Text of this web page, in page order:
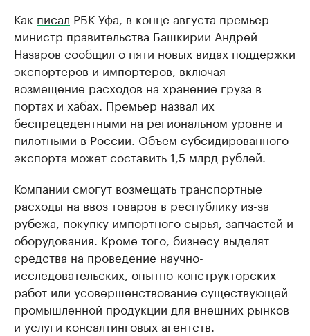
Как писал РБК Уфа, в конце августа премьер-
министр правительства Башкирии Андрей
Назаров сообщил о пяти новых видах поддержки
экспортеров и импортеров, включая
возмещение расходов на хранение груза в
портах и хабах. Премьер назвал их
беспрецедентными на региональном уровне и
пилотными в России. Объем субсидированного
экспорта может составить 1,5 млрд рублей.
Компании смогут возмещать транспортные
расходы на ввоз товаров в республику из-за
рубежа, покупку импортного сырья, запчастей и
оборудования. Кроме того, бизнесу выделят
средства на проведение научно-
исследовательских, опытно-конструкторских
работ или усовершенствование существующей
промышленной продукции для внешних рынков
и услуги консалтинговых агентств.